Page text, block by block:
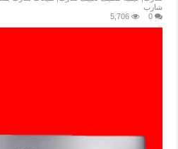
شارب
0
5,706